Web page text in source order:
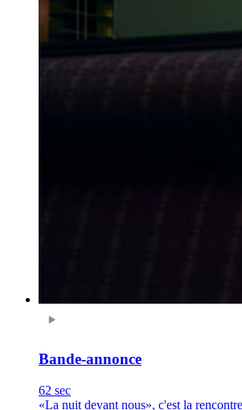
Bande-annonce
62 sec
«La nuit devant nous», c'est la